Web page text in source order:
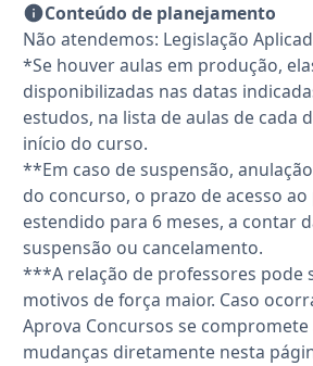
Conteúdo de planejamento
Não atendemos: Legislação
*Se houver aulas em produção,
disponibilizadas nas datas
estudos, na lista de aulas de cada
início do curso.
**Em caso de suspensão,
do concurso, o prazo de acesso
estendido para 6 meses, a contar
suspensão ou cancelamento.
***A relação de professores pode
motivos de força maior. Caso
Aprova Concursos se
mudanças diretamente nesta